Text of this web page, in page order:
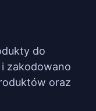
do
i zakodowano
oraz